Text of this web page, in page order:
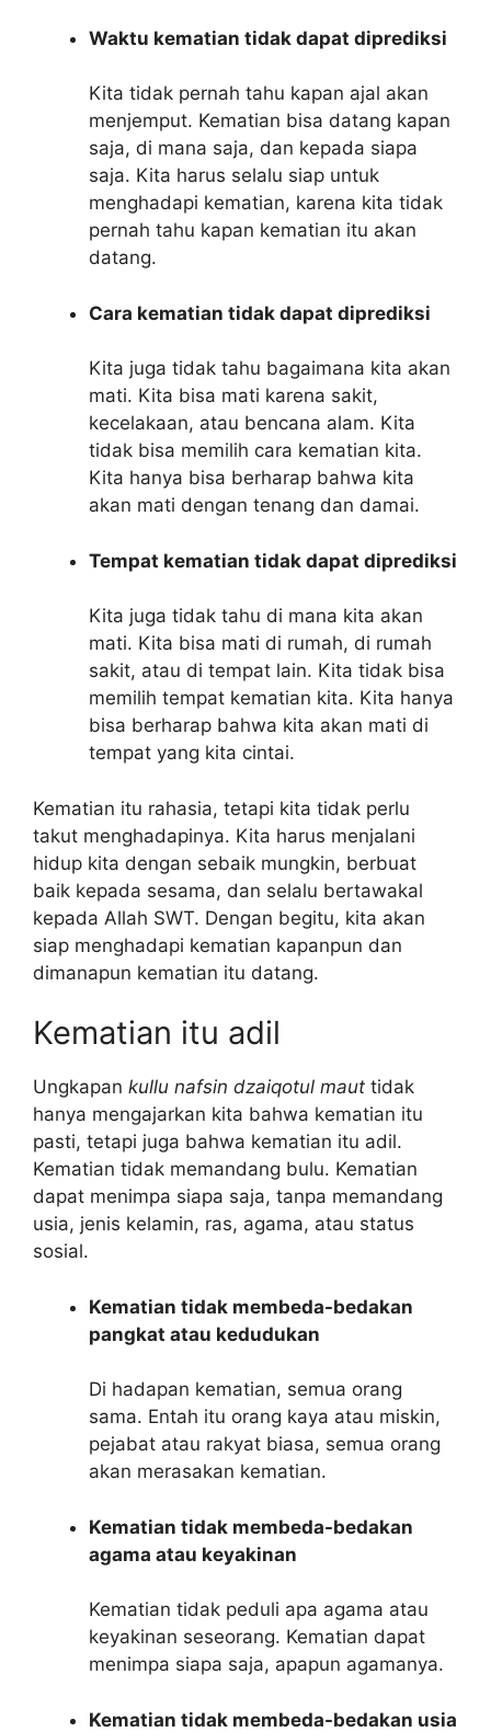
Waktu kematian tidak dapat diprediksi
Kita tidak pernah tahu kapan ajal akan
menjemput. Kematian bisa datang kapan
saja, di mana saja, dan kepada siapa
saja. Kita harus selalu siap untuk
menghadapi kematian, karena kita tidak
pernah tahu kapan kematian itu akan
datang.
Cara kematian tidak dapat diprediksi
Kita juga tidak tahu bagaimana kita akan
mati. Kita bisa mati karena sakit,
kecelakaan, atau bencana alam. Kita
tidak bisa memilih cara kematian kita.
Kita hanya bisa berharap bahwa kita
akan mati dengan tenang dan damai.
Tempat kematian tidak dapat diprediksi
Kita juga tidak tahu di mana kita akan
mati. Kita bisa mati di rumah, di rumah
sakit, atau di tempat lain. Kita tidak bisa
memilih tempat kematian kita. Kita hanya
bisa berharap bahwa kita akan mati di
tempat yang kita cintai.
Kematian itu rahasia, tetapi kita tidak perlu
takut menghadapinya. Kita harus menjalani
hidup kita dengan sebaik mungkin, berbuat
baik kepada sesama, dan selalu bertawakal
kepada Allah SWT. Dengan begitu, kita akan
siap menghadapi kematian kapanpun dan
dimanapun kematian itu datang.
Kematian itu adil
Ungkapan kullu nafsin dzaiqotul maut tidak
hanya mengajarkan kita bahwa kematian itu
pasti, tetapi juga bahwa kematian itu adil.
Kematian tidak memandang bulu. Kematian
dapat menimpa siapa saja, tanpa memandang
usia, jenis kelamin, ras, agama, atau status
sosial.
Kematian tidak membeda-bedakan
pangkat atau kedudukan
Di hadapan kematian, semua orang
sama. Entah itu orang kaya atau miskin,
pejabat atau rakyat biasa, semua orang
akan merasakan kematian.
Kematian tidak membeda-bedakan
agama atau keyakinan
Kematian tidak peduli apa agama atau
keyakinan seseorang. Kematian dapat
menimpa siapa saja, apapun agamanya.
Kematian tidak membeda-bedakan usia